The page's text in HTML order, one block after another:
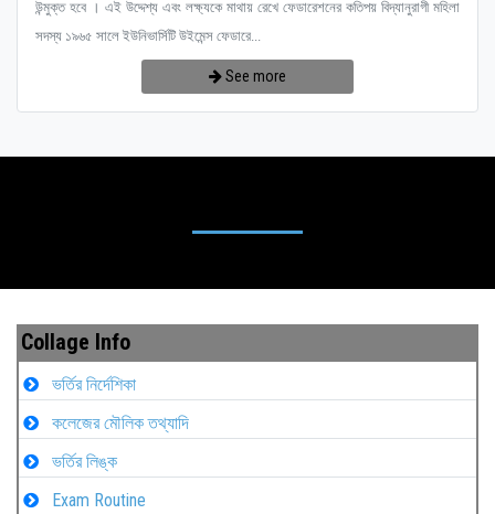
উন্মুক্ত হবে । এই উদ্দেশ্য এবং লক্ষ্যকে মাথায় রেখে ফেডারেশনের কতিপয় বিদ্যানুরাগী মহিলা
সদস্য ১৯৬৫ সালে ইউনিভার্সিটি উইমেন্স ফেডারে...
See more
Collage Info
ভর্তির নির্দেশিকা
কলেজের মৌলিক তথ্যাদি
ভর্তির লিঙ্ক
Exam Routine